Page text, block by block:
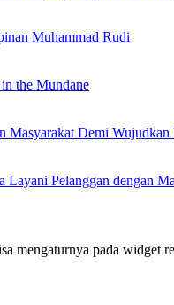
Muhammad Rudi
the Mundane
Demi
Layani Pelanggan dengan
mengaturnya pada widget